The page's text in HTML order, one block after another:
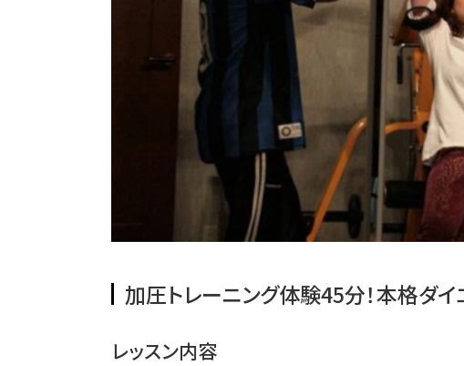
加圧トレーニング体験45分！本格
レッスン内容